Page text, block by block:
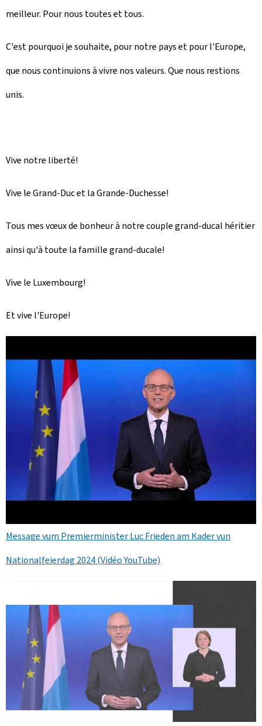
meilleur. Pour nous toutes et tous.
C'est pourquoi je souhaite, pour notre pays et pour l'Europe,
que nous continuions à vivre nos valeurs. Que nous restions
unis.
Vive notre liberté!
Vive le Grand-Duc et la Grande-Duchesse!
Tous mes vœux de bonheur à notre couple grand-ducal héritier
ainsi qu'à toute la famille grand-ducale!
Vive le Luxembourg!
Et vive l'Europe!
Message vum Premierminister Luc Frieden am Kader vun
Nationalfeierdag 2024 (Vidéo YouTube)